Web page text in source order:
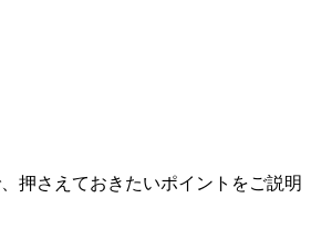
押さえておきたいポイントをご説明